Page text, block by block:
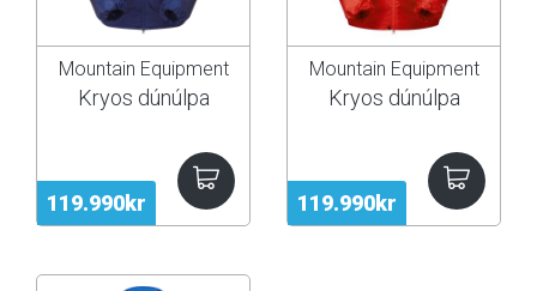
119.990kr
Mountain Equipment
Kryos dúnúlpa
119.990kr
Mountain Equipment
Kryos dúnúlpa